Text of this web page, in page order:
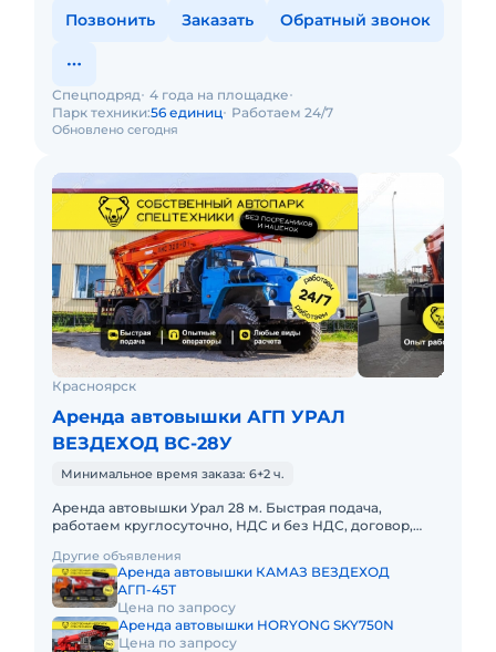
Позвонить Заказать Обратный звонок
Обновлено сегодня
Спецподряд 4 года на площадке
Парк техники:56 единиц Работаем 24/7
Красноярск
Аренда автовышки АГП УРАЛ
ВЕЗДЕХОД ВС-28У
Минимальное время заказа: 6+2 ч.
Аренда автовышки Урал 28 м. Быстрая подача,
работаем круглосуточно, НДС и без НДС, договор,
УРАЛ 28 МЕТРОВПредоставляем
Другие объявления
Аренда автовышки КАМАЗ ВЕЗДЕХОД
АГП-45Т
Цена по запросу
Аренда автовышки HORYONG SKY750N
Цена по запросу